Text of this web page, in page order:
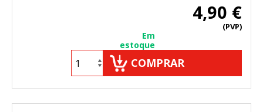
4,90 €
(PVP)
Em
estoque
COMPRAR